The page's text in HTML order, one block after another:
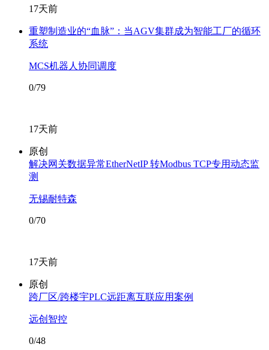
17天前
重塑制造业的“血脉”：当AGV集群成为智能工厂的循环
系统
MCS机器人协同调度
0/79
17天前
原创
解决网关数据异常EtherNetIP 转Modbus TCP专用动态监
测
无锡耐特森
0/70
17天前
原创
跨厂区/跨楼宇PLC远距离互联应用案例
远创智控
0/48